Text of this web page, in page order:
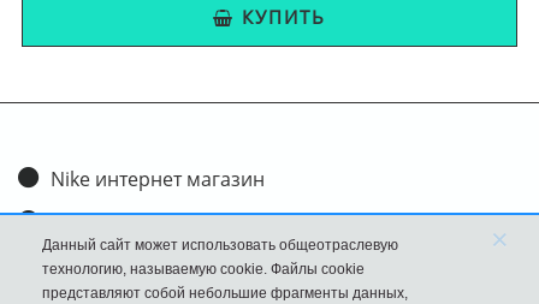
КУПИТЬ
Nike интернет магазин
Доставка и оплата
Обмен и возврат
Данный сайт может использовать общеотраслевую
технологию, называемую cookie. Файлы cookie
представляют собой небольшие фрагменты данных,
×